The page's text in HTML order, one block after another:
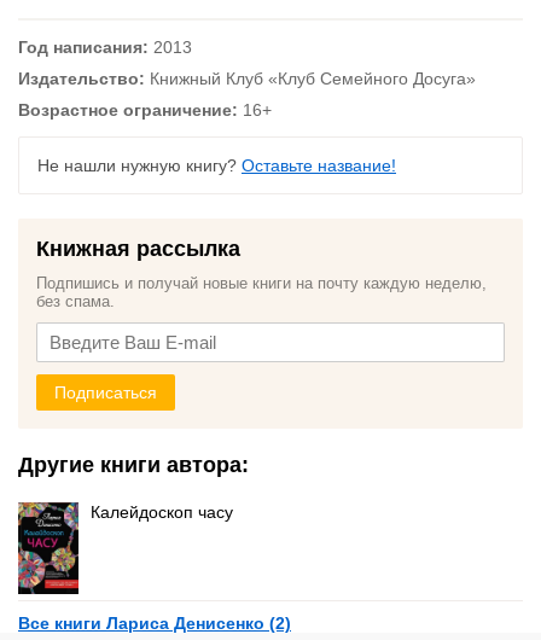
Год написания: 2013
Издательство: Книжный Клуб «Клуб Семейного Досуга»
Возрастное ограничение: 16+
Не нашли нужную книгу? Оставьте название!
Книжная рассылка
Подпишись и получай новые книги на почту каждую неделю,
без спама.
Подписаться
Другие книги автора:
Калейдоскоп часу
Все книги Лариса Денисенко (2)